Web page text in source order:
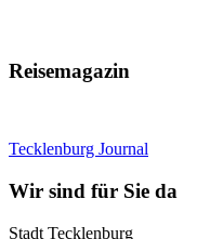
Reisemagazin
Tecklenburg Journal
Wir sind für Sie da
Stadt Tecklenburg